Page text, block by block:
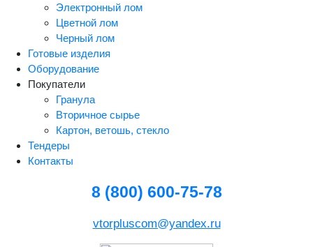
Электронный лом
Цветной лом
Черный лом
Готовые изделия
Оборудование
Покупатели
Гранула
Вторичное сырье
Картон, ветошь, стекло
Тендеры
Контакты
8 (800) 600-75-78
vtorpluscom@yandex.ru